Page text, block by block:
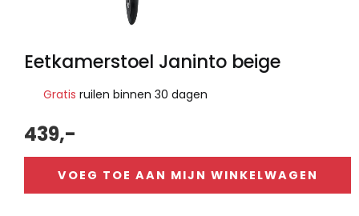
Eetkamerstoel Janinto beige
Gratis ruilen binnen 30 dagen
439,-
VOEG TOE AAN MIJN WINKELWAGEN